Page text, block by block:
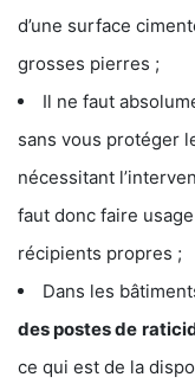
d’une surface
grosses pierres ;
Il ne faut
sans vous protéger
nécessitant
faut donc faire
récipients propres ;
Dans les
des postes de
ce qui est de la